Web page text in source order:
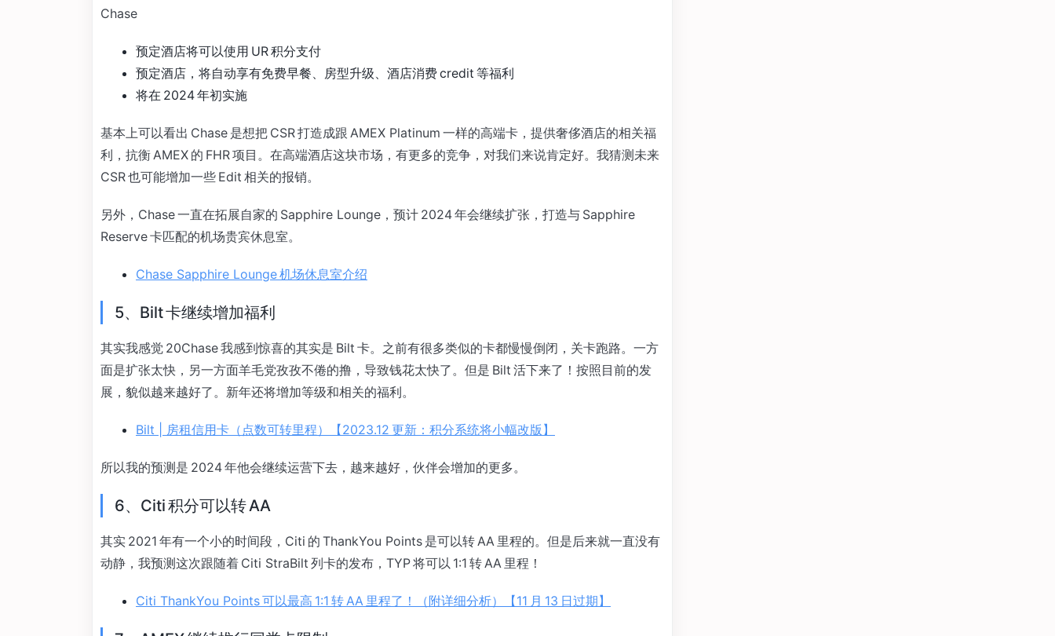
Chase
预定酒店将可以使用 UR 积分支付
预定酒店，将自动享有免费早餐、房型升级、酒店消费 credit 等福利
将在 2024 年初实施
基本上可以看出 Chase 是想把 CSR 打造成跟 AMEX Platinum 一样的高端卡，提供奢侈酒店的相关福
利，抗衡 AMEX 的 FHR 项目。在高端酒店这块市场，有更多的竞争，对我们来说肯定好。我猜测未来
CSR 也可能增加一些 Edit 相关的报销。
另外，Chase 一直在拓展自家的 Sapphire Lounge，预计 2024 年会继续扩张，打造与 Sapphire
Reserve 卡匹配的机场贵宾休息室。
Chase Sapphire Lounge 机场休息室介绍
5、Bilt 卡继续增加福利
其实我感觉 20Chase 我感到惊喜的其实是 Bilt 卡。之前有很多类似的卡都慢慢倒闭，关卡跑路。一方
面是扩张太快，另一方面羊毛党孜孜不倦的撸，导致钱花太快了。但是 Bilt 活下来了！按照目前的发
展，貌似越来越好了。新年还将增加等级和相关的福利。
Bilt | 房租信用卡（点数可转里程）【2023.12 更新：积分系统将小幅改版】
所以我的预测是 2024 年他会继续运营下去，越来越好，伙伴会增加的更多。
6、Citi 积分可以转 AA
其实 2021 年有一个小的时间段，Citi 的 ThankYou Points 是可以转 AA 里程的。但是后来就一直没有
动静，我预测这次跟随着 Citi StraBilt 列卡的发布，TYP 将可以 1:1 转 AA 里程！
Citi ThankYou Points 可以最高 1:1 转 AA 里程了！（附详细分析）【11 月 13 日过期】